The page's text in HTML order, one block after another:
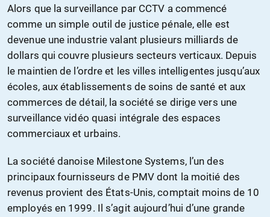
Alors que la surveillance par CCTV a commencé
comme un simple outil de justice pénale, elle est
devenue une industrie valant plusieurs milliards de
dollars qui couvre plusieurs secteurs verticaux. Depuis
le maintien de l’ordre et les villes intelligentes jusqu’aux
écoles, aux établissements de soins de santé et aux
commerces de détail, la société se dirige vers une
surveillance vidéo quasi intégrale des espaces
commerciaux et urbains.
La société danoise Milestone Systems, l’un des
principaux fournisseurs de PMV dont la moitié des
revenus provient des États-Unis, comptait moins de 10
employés en 1999. Il s’agit aujourd’hui d’une grande